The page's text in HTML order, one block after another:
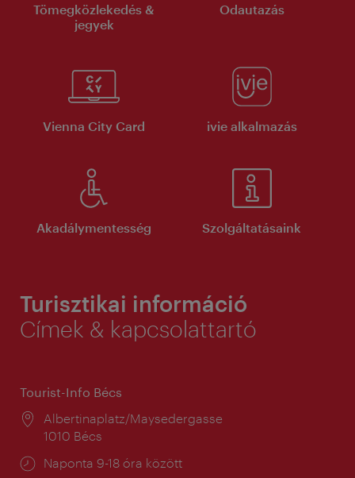
Tömegközlekedés &
jegyek
Odautazás
Vienna City Card ivie alkalmazás
Akadálymentesség Szolgáltatásaink
Turisztikai információ
Címek & kapcsolattartó
Tourist-Info Bécs
Helyszín:
Albertinaplatz/Maysedergasse
1010 Bécs
Nyitva
Naponta 9-18 óra között